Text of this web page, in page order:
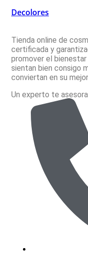
Decolores
Tienda online de
certificada y
promover el
sientan bien consigo
conviertan en su
Un experto te asesora